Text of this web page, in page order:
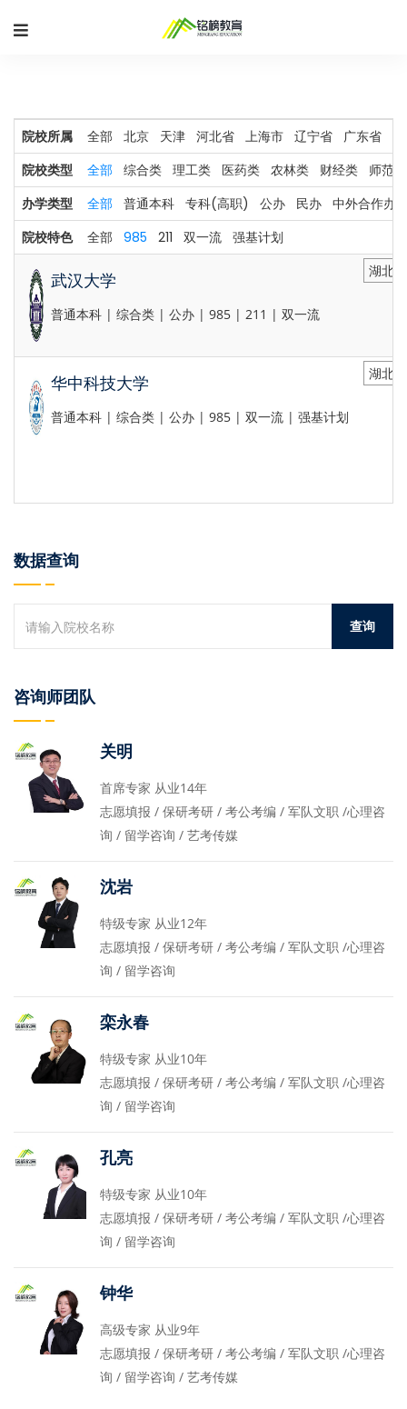
院校所属 全部 北京 天津 河北省 上海市 辽宁省 广东省
院校类型 全部 综合类 理工类 医药类 农林类 财经类 师范类
办学类型 全部 普通本科 专科(高职) 公办 民办 中外合作办
院校特色 全部 985 211 双一流 强基计划
武汉大学
普通本科 | 综合类 | 公办 | 985 | 211 | 双一流
湖北
华中科技大学
普通本科 | 综合类 | 公办 | 985 | 双一流 | 强基计划
湖北
数据查询
咨询师团队
关明
首席专家 从业14年
志愿填报 / 保研考研 / 考公考编 / 军队文职 /心理咨
询 / 留学咨询 / 艺考传媒
沈岩
特级专家 从业12年
志愿填报 / 保研考研 / 考公考编 / 军队文职 /心理咨
询 / 留学咨询
栾永春
特级专家 从业10年
志愿填报 / 保研考研 / 考公考编 / 军队文职 /心理咨
询 / 留学咨询
孔亮
特级专家 从业10年
志愿填报 / 保研考研 / 考公考编 / 军队文职 /心理咨
询 / 留学咨询
钟华
高级专家 从业9年
志愿填报 / 保研考研 / 考公考编 / 军队文职 /心理咨
询 / 留学咨询 / 艺考传媒